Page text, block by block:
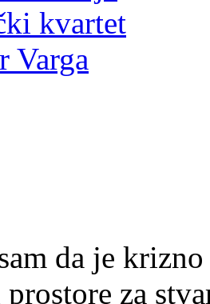
kvartet
Varga
da je
za